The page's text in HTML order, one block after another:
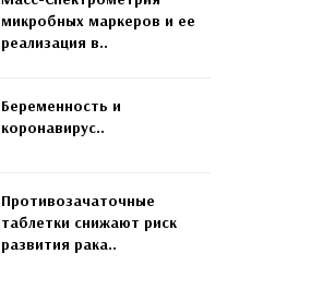
микробных маркеров и ее
реализация в..
Беременность и
коронавирус..
Противозачаточные
таблетки снижают риск
развития рака..